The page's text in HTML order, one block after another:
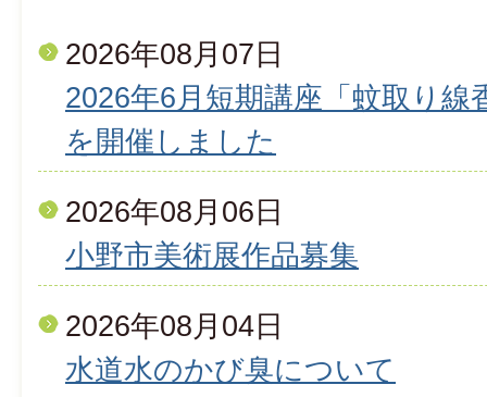
2026年08月07日
2026年6月短期講座「蚊取り
を開催しました
2026年08月06日
小野市美術展作品募集
2026年08月04日
水道水のかび臭について